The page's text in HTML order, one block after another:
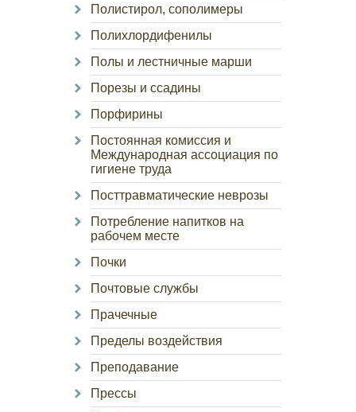
Полистирол, сополимеры
Полихлордифенилы
Полы и лестничные марши
Порезы и ссадины
Порфирины
Постоянная комиссия и
Международная ассоциация по
гигиене труда
Посттравматические неврозы
Потребление напитков на
рабочем месте
Почки
Почтовые службы
Прачечные
Пределы воздействия
Преподавание
Прессы